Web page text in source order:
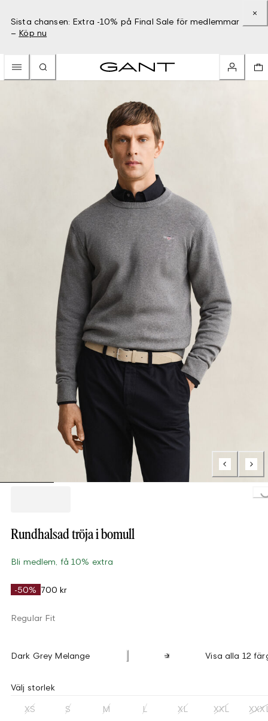
Sista chansen: Extra -10% på Final Sale för medlemmar
– Köp nu
Rundhalsad tröja i bomull
Bli medlem, få 10% extra
-50% 700 kr
Regular Fit
Dark Grey Melange Visa alla 12
Välj storlek
XS S M L XL XXL